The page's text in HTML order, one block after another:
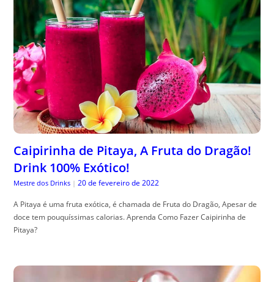
Caipirinha de Pitaya, A Fruta do Dragão!
Drink 100% Exótico!
Mestre dos Drinks | 20 de fevereiro de 2022
A Pitaya é uma fruta exótica, é chamada de Fruta do Dragão, Apesar de
doce tem pouquíssimas calorias. Aprenda Como Fazer Caipirinha de
Pitaya?